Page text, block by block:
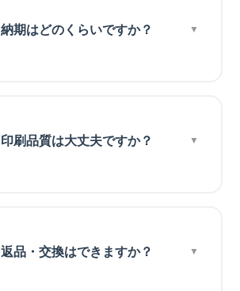
納期はどのくらいですか？
印刷品質は大丈夫ですか？
返品・交換はできますか？